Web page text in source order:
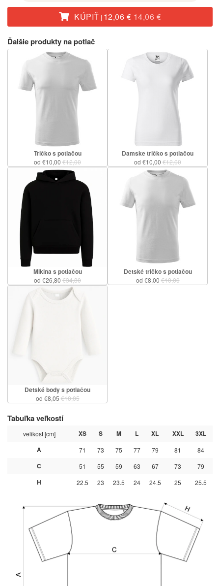
KÚPIŤ | 12,06 €14,06 €
Ďalšie produkty na potlač
Tričko s potlačou
od €10,00 €12,00
Damske tričko s potlačou
od €10,00 €12,00
Mikina s potlačou
od €26,80 €34,80
Detské tričko s potlačou
od €8,00€10,00
Detské body s potlačou
od €8,05€10,05
Tabuľka veľkostí
velikost [cm] XS S M L XL XXL
3XL
A
71 73 75 77 79 81 84
C 51 55 59 63 67 73 79
H 22.5 23 23.5 24 24.5 25 25.5